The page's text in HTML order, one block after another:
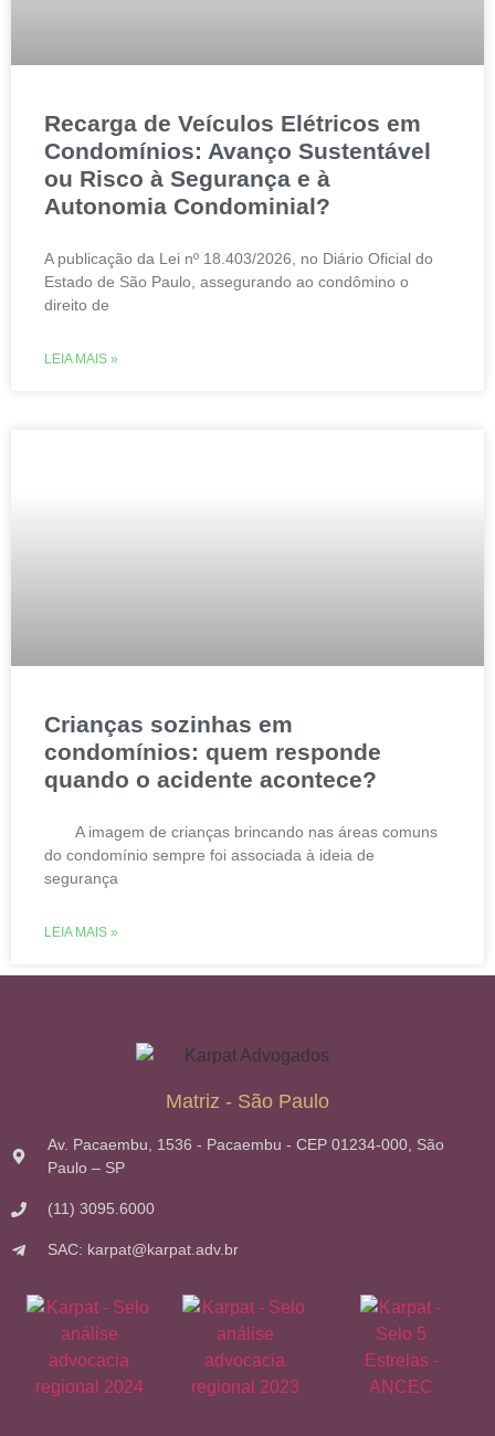
Recarga de Veículos Elétricos em
Condomínios: Avanço Sustentável
ou Risco à Segurança e à
Autonomia Condominial?
A publicação da Lei nº 18.403/2026, no Diário Oficial do
Estado de São Paulo, assegurando ao condômino o
direito de
LEIA MAIS »
Crianças sozinhas em
condomínios: quem responde
quando o acidente acontece?
A imagem de crianças brincando nas áreas comuns
do condomínio sempre foi associada à ideia de
segurança
LEIA MAIS »
Matriz - São Paulo
Av. Pacaembu, 1536 - Pacaembu - CEP 01234-000, São
Paulo – SP
(11) 3095.6000
SAC: karpat@karpat.adv.br